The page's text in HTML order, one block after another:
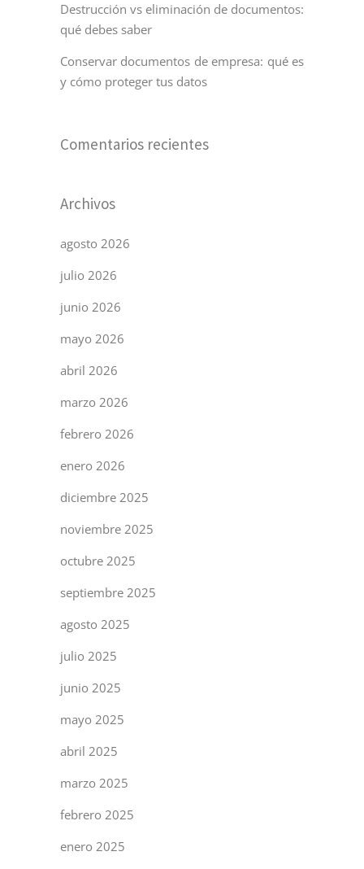
Destrucción vs eliminación de documentos:
qué debes saber
Conservar documentos de empresa: qué es
y cómo proteger tus datos
Comentarios recientes
Archivos
agosto 2026
julio 2026
junio 2026
mayo 2026
abril 2026
marzo 2026
febrero 2026
enero 2026
diciembre 2025
noviembre 2025
octubre 2025
septiembre 2025
agosto 2025
julio 2025
junio 2025
mayo 2025
abril 2025
marzo 2025
febrero 2025
enero 2025